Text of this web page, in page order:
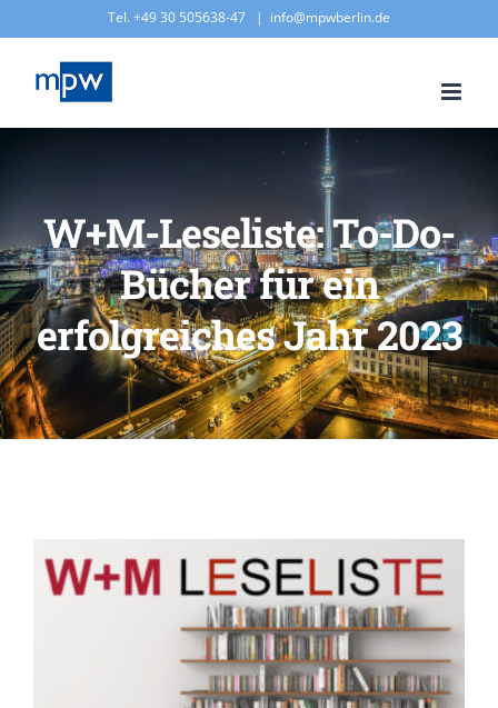
springen
Tel. +49 30 505638-47 | info@mpwberlin.de
W+M-Leseliste: To-Do-
Bücher für ein
erfolgreiches Jahr 2023
Zeige
grösseres